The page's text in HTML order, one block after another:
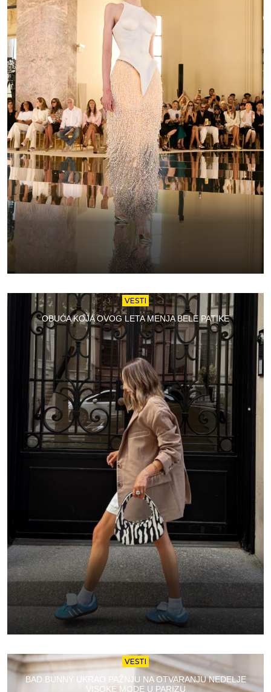
VESTI
OBUĆA KOJA OVOG LETA MENJA BELE PATIKE
VESTI
BAD BUNNY UKRAO PAŽNJU NA OTVARANJU NEDELJE
VISOKE MODE U PARIZU